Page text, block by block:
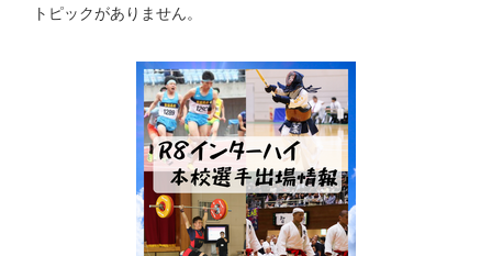
トピックがありません。